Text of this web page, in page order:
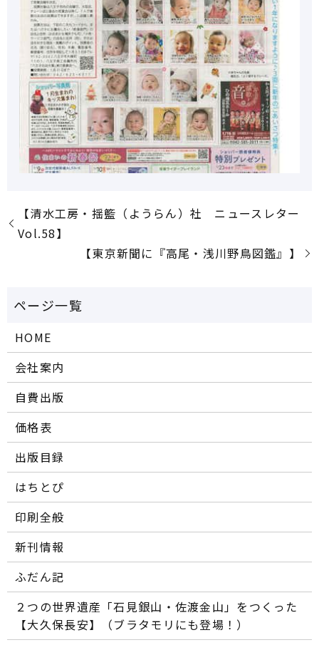
【清水工房・揺籃（ようらん）社 ニュースレター
Vol.58】
【東京新聞に『高尾・浅川野鳥図鑑』】
HOME
会社案内
自費出版
価格表
出版目録
はちとぴ
印刷全般
新刊情報
ふだん記
２つの世界遺産「石見銀山・佐渡金山」をつくった
【大久保長安】（ブラタモリにも登場！）